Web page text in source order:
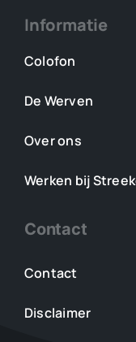
Informatie
Colofon
De Werven
Over ons
Werken bij
Contact
Contact
Disclaimer